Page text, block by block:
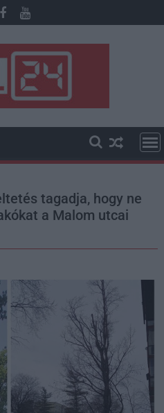
tagadja, hogy ne
a Malom utcai